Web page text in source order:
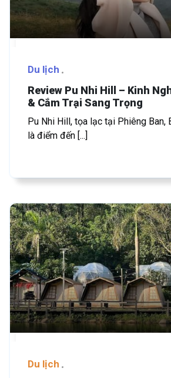
Du lịch
Review Pu Nhi Hill – Kinh
& Cắm Trại Sang Trọng
Pu Nhi Hill, tọa lạc tại Phiêng Ban,
là điểm đến [...]
Du lịch